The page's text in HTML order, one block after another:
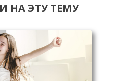
НА ЭТУ ТЕМУ